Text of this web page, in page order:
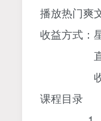
播放热门爽
收益方式：
直播
收
课程目录